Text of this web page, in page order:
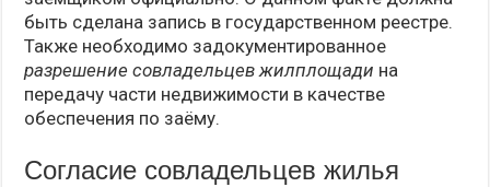
быть сделана запись в государственном реестре.
Также необходимо задокументированное
разрешение совладельцев жилплощади на
передачу части недвижимости в качестве
обеспечения по заёму.
Согласие совладельцев жилья